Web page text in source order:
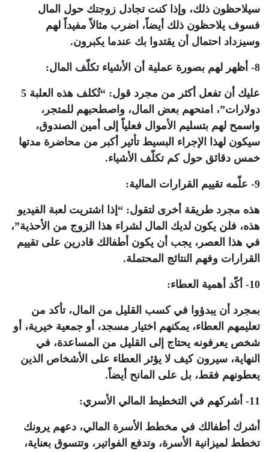
سيلاحظون ذلك، وإذا كنت تجادل زوجتك حول المال
فسوف يلاحظون ذلك أيضاً، اضرب مثالاً مفيداً لهم
وسيزداد احتمال أن يقتدوا بك عندما يكبرون.
8- أظهر لهم بصورة عملية أن الأشياء تكلّف المال:
عليك أن تفعل أكثر من مجرد قول: “تُكلف هذه العلبة 5
دولارات”، امنحهم بعض المال، واصطحبهم للمتجر،
واسمح لهم بتسليم الأموال فعلياً إلى أمين الصندوق،
سيكون لهذا الإجراء البسيط تأثير أكبر من محاضرة مدتها
خمس دقائق حول كم تكلّف الأشياء.
9- علّمه تقييم القرارات المالية:
هذه مجرد طريقة أخرى لتقول: “إذا اشتريت لعبة الفيديو
هذه، فلن يكون لديك المال لشراء هذا الزوج من الأحذية”،
في هذا العصر، يجب أن يكون أطفالك قادرين على تقييم
القرارات وفهم النتائج المحتملة.
10- أكّد أهمية العطاء:
بمجرد أن يبدؤوا في كسب القليل من المال، تأكد من
تعليمهم العطاء، يمكنهم اختيار مسجد، أو جمعية خيرية، أو
شخص يعرفونه يحتاج إلى القليل من المساعدة، في
النهاية، سيرون كيف لا يؤثر العطاء على الأشخاص الذين
يعطونهم فقط، بل على المانح أيضاً.
11- أشركهم في التخطيط المالي الأسري:
أشرك أطفالك في مخطط الأسرة المالي، دعهم يرونك
تخطط لميزانية الأسرة، وتدفع الفواتير، وتتسوق بعناية،